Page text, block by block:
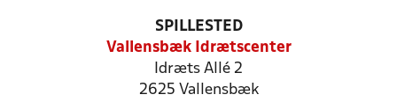
SPILLESTED
Vallensbæk Idrætscenter
Idræts Allé 2
2625 Vallensbæk